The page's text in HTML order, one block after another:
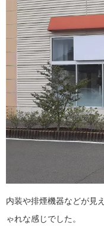
内装や排煙機器などが見
ゃれな感じでした。